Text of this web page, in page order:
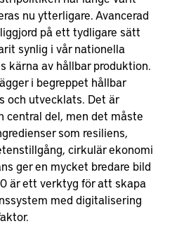
nu ytterligare. Avancerad
på ett tydligare sätt
synlig i vår nationella
kärna av hållbar produktion.
i begreppet hållbar
och utvecklats. Det är
central del, men det måste
som resiliens,
cirkulär ekonomi
ger en mycket bredare bild
är ett verktyg för att skapa
med digitalisering